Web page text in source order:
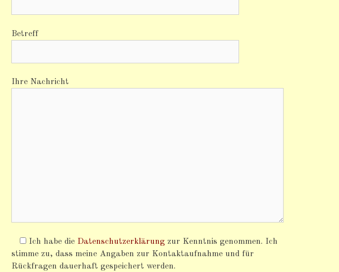
Betreff
Ihre Nachricht
Ich habe die Datenschutzerklärung zur Kenntnis genommen. Ich
stimme zu, dass meine Angaben zur Kontaktaufnahme und für
Rückfragen dauerhaft gespeichert werden.